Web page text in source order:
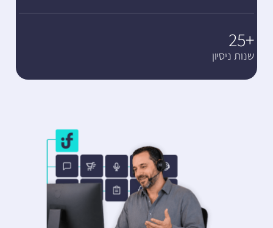
+25
שנות ניסיון